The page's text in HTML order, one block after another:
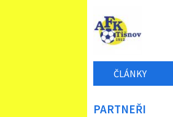
ČLÁNKY
PARTNEŘI